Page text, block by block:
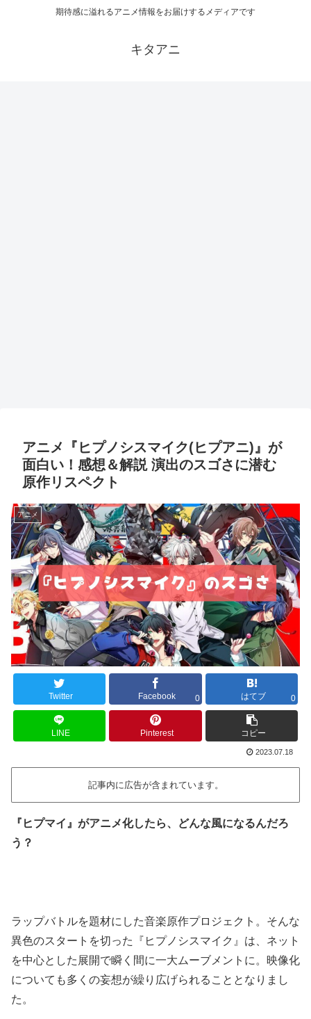
期待感に溢れるアニメ情報をお届けするメディアです
キタアニ
アニメ『ヒプノシスマイク(ヒプアニ)』が
面白い！感想＆解説 演出のスゴさに潜む
原作リスペクト
アニメ
Twitter Facebook 0 はてブ 0
LINE Pinterest コピー
2023.07.18
記事内に広告が含まれています。
『ヒプマイ』がアニメ化したら、どんな風になるんだろ
う？
ラップバトルを題材にした音楽原作プロジェクト。そんな
異色のスタートを切った『ヒプノシスマイク』は、ネット
を中心とした展開で瞬く間に一大ムーブメントに。映像化
についても多くの妄想が繰り広げられることとなりまし
た。